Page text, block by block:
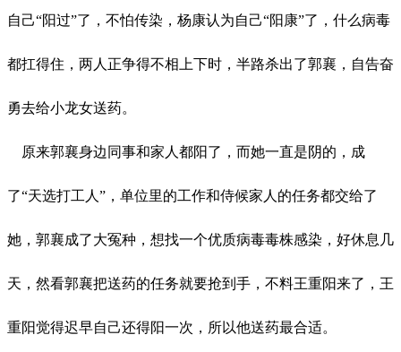
自己“阳过”了，不怕传染，杨康认为自己“阳康”了，什么病毒
都扛得住，两人正争得不相上下时，半路杀出了郭襄，自告奋
勇去给小龙女送药。
原来郭襄身边同事和家人都阳了，而她一直是阴的，成
了“天选打工人”，单位里的工作和侍候家人的任务都交给了
她，郭襄成了大冤种，想找一个优质病毒毒株感染，好休息几
天，然看郭襄把送药的任务就要抢到手，不料王重阳来了，王
重阳觉得迟早自己还得阳一次，所以他送药最合适。